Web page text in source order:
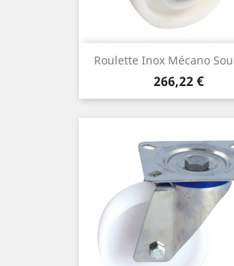
Roulette Inox Mécano
Prix
266,22 €